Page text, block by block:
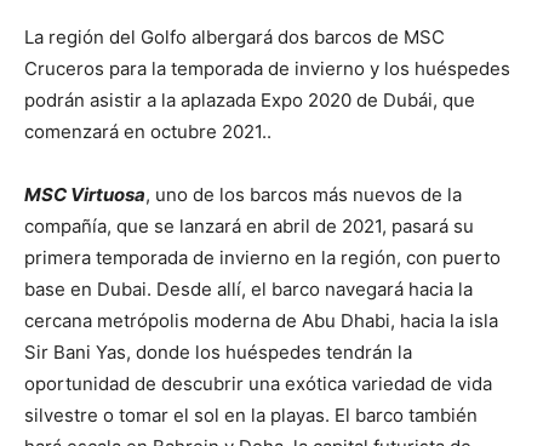
La región del Golfo albergará dos barcos de MSC
Cruceros para la temporada de invierno y los huéspedes
podrán asistir a la aplazada Expo 2020 de Dubái, que
comenzará en octubre 2021..
MSC Virtuosa, uno de los barcos más nuevos de la
compañía, que se lanzará en abril de 2021, pasará su
primera temporada de invierno en la región, con puerto
base en Dubai. Desde allí, el barco navegará hacia la
cercana metrópolis moderna de Abu Dhabi, hacia la isla
Sir Bani Yas, donde los huéspedes tendrán la
oportunidad de descubrir una exótica variedad de vida
silvestre o tomar el sol en la playas. El barco también